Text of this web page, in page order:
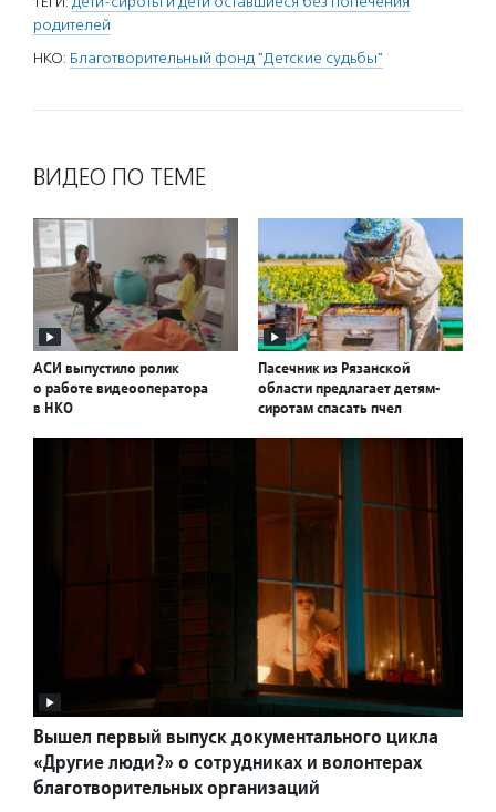
родителей
НКО: Благотворительный фонд "Детские судьбы"
ВИДЕО ПО ТЕМЕ
АСИ выпустило ролик
о работе видеооператора
в НКО
Пасечник из Рязанской
области предлагает детям-
сиротам спасать пчел
Вышел первый выпуск документального цикла
«Другие люди?» о сотрудниках и волонтерах
благотворительных организаций